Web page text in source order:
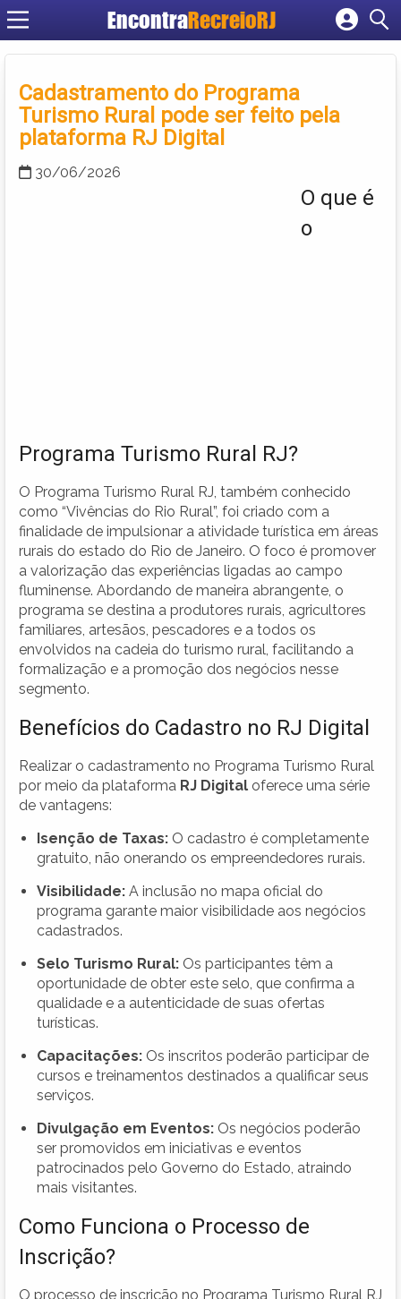
EncontraRecreioRJ
Cadastrar empresa
Criar conta
Cadastramento do Programa
Turismo Rural pode ser feito pela
plataforma RJ Digital
30/06/2026
O que é
o
Programa Turismo Rural RJ?
O Programa Turismo Rural RJ, também conhecido
como “Vivências do Rio Rural”, foi criado com a
finalidade de impulsionar a atividade turística em áreas
rurais do estado do Rio de Janeiro. O foco é promover
a valorização das experiências ligadas ao campo
fluminense. Abordando de maneira abrangente, o
programa se destina a produtores rurais, agricultores
familiares, artesãos, pescadores e a todos os
envolvidos na cadeia do turismo rural, facilitando a
formalização e a promoção dos negócios nesse
segmento.
Benefícios do Cadastro no RJ Digital
Realizar o cadastramento no Programa Turismo Rural
por meio da plataforma RJ Digital oferece uma série
de vantagens:
Isenção de Taxas: O cadastro é completamente
gratuito, não onerando os empreendedores rurais.
Visibilidade: A inclusão no mapa oficial do
programa garante maior visibilidade aos negócios
cadastrados.
Selo Turismo Rural: Os participantes têm a
oportunidade de obter este selo, que confirma a
qualidade e a autenticidade de suas ofertas
turísticas.
Capacitações: Os inscritos poderão participar de
cursos e treinamentos destinados a qualificar seus
serviços.
Divulgação em Eventos: Os negócios poderão
ser promovidos em iniciativas e eventos
patrocinados pelo Governo do Estado, atraindo
mais visitantes.
Como Funciona o Processo de
Inscrição?
O processo de inscrição no Programa Turismo Rural RJ